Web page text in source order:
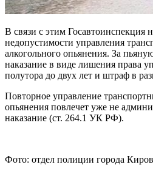
В связи с этим Госавтоинспекция
недопустимости управления
алкогольного опьянения. За
наказание в виде лишения права
полутора до двух лет и штраф в
Повторное управление
опьянения повлечет уже не
наказание (ст. 264.1 УК РФ).
Фото: отдел полиции города